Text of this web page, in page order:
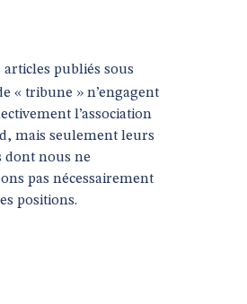
articles publiés sous
« tribune » n’engagent
l’association
mais seulement leurs
dont nous ne
pas nécessairement
positions.